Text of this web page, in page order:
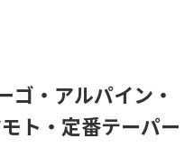
ゴ・アルパイン・
ト・定番テーパー